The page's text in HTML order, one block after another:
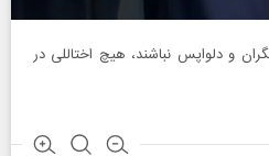
و دلواپس نباشند، هیچ اختاللی در